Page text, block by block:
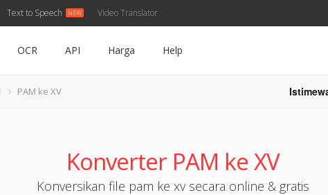
Text to Speech Video Translator
OCR API Harga Help
PAM ke XV
Konverter PAM ke XV
Konversikan file pam ke xv secara online & gratis